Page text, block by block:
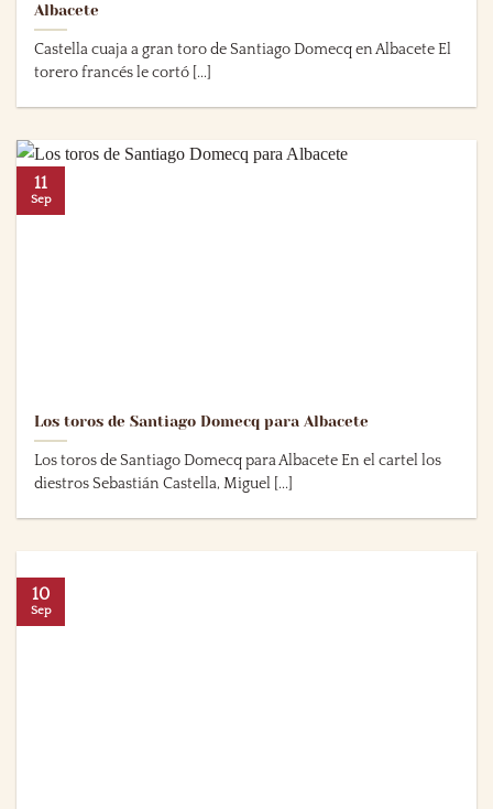
Albacete
Castella cuaja a gran toro de Santiago Domecq en Albacete El
torero francés le cortó [...]
Los toros de Santiago Domecq para Albacete
Los toros de Santiago Domecq para Albacete En el cartel los
diestros Sebastián Castella, Miguel [...]
11
Sep
10
Sep